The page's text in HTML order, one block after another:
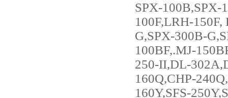
SPX-100B,SPX-
100F,LRH-
G,SPX-300B-
100BF,.MJ-
250-II,DL-
160Q,CHP-
160Y,SFS-